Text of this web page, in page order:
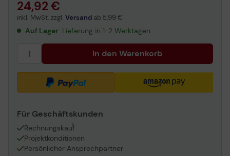
24,92 €
inkl. MwSt. zzgl. Versand ab 5,99 €
Auf Lager: Lieferung in 1-2 Werktagen
In den Warenkorb
Für Geschäftskunden
Rechnungskauf
1
Projektkonditionen
Persönlicher Ansprechpartner